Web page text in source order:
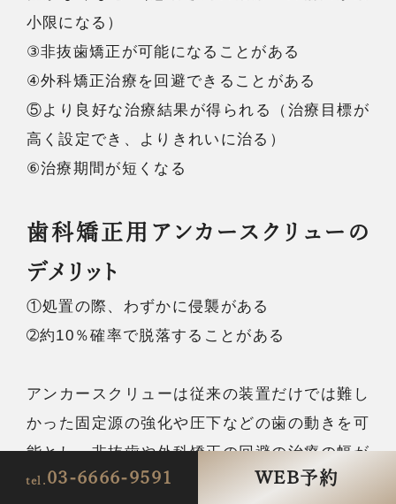
WEB予約
tel. 03-6666-9591
小限になる）
③非抜歯矯正が可能になることがある
④外科矯正治療を回避できることがある
⑤より良好な治療結果が得られる（治療目標が
高く設定でき、よりきれいに治る）
⑥治療期間が短くなる
歯科矯正用アンカースクリューの
デメリット
①処置の際、わずかに侵襲がある
➁約10％確率で脱落することがある
アンカースクリューは従来の装置だけでは難し
かった固定源の強化や圧下などの歯の動きを可
能とし、非抜歯や外科矯正の回避の治療の幅が
広がります。また、ヘッドギアやゴムの使用な